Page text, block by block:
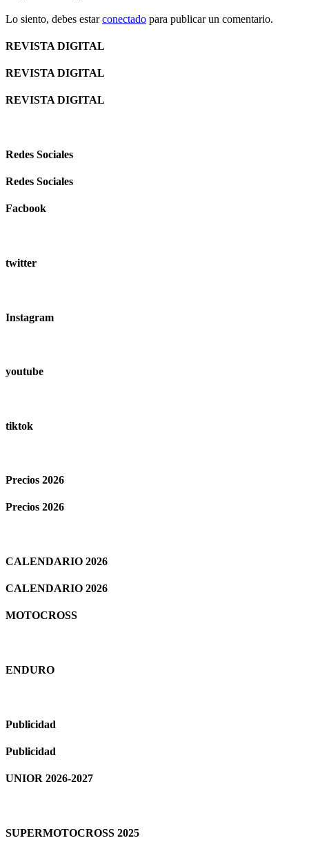
Lo siento, debes estarconectado para publicar un comentario.
REVISTA DIGITAL
REVISTA DIGITAL
REVISTA DIGITAL
Redes Sociales
Redes Sociales
Facbook
twitter
Instagram
youtube
tiktok
Precios 2026
Precios 2026
CALENDARIO 2026
CALENDARIO 2026
MOTOCROSS
ENDURO
Publicidad
Publicidad
UNIOR 2026-2027
SUPERMOTOCROSS 2025